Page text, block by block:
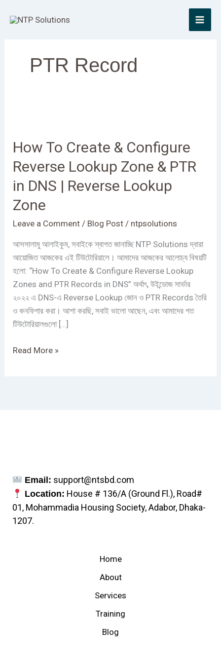
PTR Record
How To Create & Configure
Reverse Lookup Zone & PTR
in DNS | Reverse Lookup
Zone
Leave a Comment / Blog Post / ntpsolutions
আসসালামু আলাইকুম, সবাইকে স্বাগত জানাচ্ছি NTP Solutions দ্বারা
আয়োজিত আজকের এই টিউটোরিয়ালে। আমাদের আজকের আলোচ্য বিষয়টি
হলো: “How To Create & Configure Reverse Lookup
Zones and PTR Records in DNS” অর্থাৎ, উইন্ডোজ সার্ভার
২০২২ এ DNS-এ Reverse Lookup জোন ও PTR Records তৈরি
ও কনফিগার করা। আশা করছি, সবাই ভালো আছেন, এবং আমাদের গত
টিউটোরিয়ালগুলো […]
Create
Configure
Reverse
Lookup
Zone
&
Lookup
Read More »
Email: support@ntsbd.com
Location: House # 136/A (Ground Fl.), Road#
01, Mohammadia Housing Society, Adabor, Dhaka-
1207.
Home
About
Services
Training
Blog